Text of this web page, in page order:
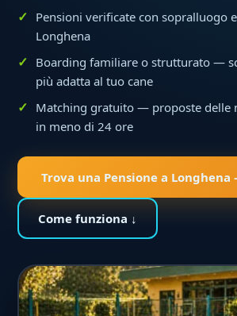
Pensioni verificate con sopralluogo
Longhena
Boarding familiare o strutturato —
più adatta al tuo cane
Matching gratuito — proposte delle
in meno di 24 ore
Trova una Pensione a
Come funziona ↓